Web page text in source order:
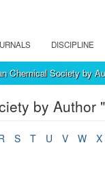
DISCIPLINE
Chemical Society by
by Author
S T U V W X